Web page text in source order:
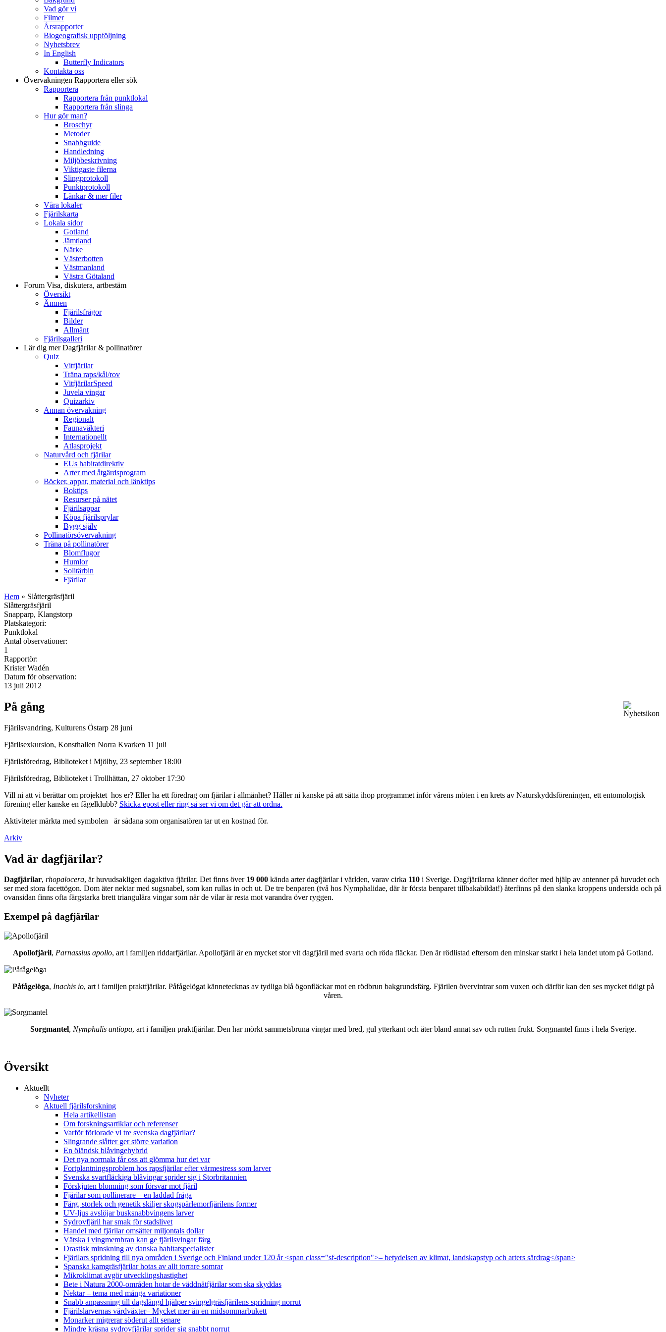
Vad gör vi
Filmer
Årsrapporter
Biogeografisk uppföljning
Nyhetsbrev
In English
Butterfly Indicators
Kontakta oss
Övervakningen Rapportera eller sök
Rapportera
Rapportera från punktlokal
Rapportera från slinga
Hur gör man?
Broschyr
Metoder
Snabbguide
Handledning
Miljöbeskrivning
Viktigaste filerna
Slingprotokoll
Punktprotokoll
Länkar & mer filer
Våra lokaler
Fjärilskarta
Lokala sidor
Gotland
Jämtland
Närke
Västerbotten
Västmanland
Västra Götaland
Forum Visa, diskutera, artbestäm
Översikt
Ämnen
Fjärilsfrågor
Bilder
Allmänt
Fjärilsgalleri
Lär dig merDagfjärilar & pollinatörer
Quiz
Vitfjärilar
Träna raps/kål/rov
VitfjärilarSpeed
Juvela vingar
Quizarkiv
Annan övervakning
Regionalt
Faunaväkteri
Internationellt
Atlasprojekt
Naturvård och fjärilar
EUs habitatdirektiv
Arter med åtgärdsprogram
Böcker, appar, material och länktips
Boktips
Resurser på nätet
Fjärilsappar
Köpa fjärilsprylar
Bygg själv
Pollinatörsövervakning
Träna på pollinatörer
Blomflugor
Humlor
Solitärbin
Fjärilar
Hem » Slåttergräsfjäril
Slåttergräsfjäril
Snapparp, Klangstorp
Platskategori:
Punktlokal
Antal observationer:
1
Rapportör:
Krister Wadén
Datum för observation:
13 juli 2012
På gång
Fjärilsvandring, Kulturens Östarp 28 juni
Fjärilsexkursion, Konsthallen Norra Kvarken 11 juli
Fjärilsföredrag, Biblioteket i Mjölby, 23 september 18:00
Fjärilsföredrag, Biblioteket i Trollhättan, 27 oktober 17:30
Vill ni att vi berättar om projektet hos er? Eller ha ett föredrag om fjärilar i allmänhet? Håller ni kanske på att sätta ihop programmet inför vårens möten i en krets av Naturskyddsföreningen, ett entomologisk
förening eller kanske en fågelklubb? Skicka epost eller ring så ser vi om det går att ordna.
Aktiviteter märkta med symbolen
är sådana som organisatören tar ut en kostnad för.
Arkiv
Vad är dagfjärilar?
Dagfjärilar, rhopalocera, är huvudsakligen dagaktiva fjärilar. Det finns över 19 000 kända arter dagfjärilar i världen, varav cirka 110 i Sverige. Dagfjärilarna känner dofter med hjälp av antenner på huvudet och
ser med stora facettögon. Dom äter nektar med sugsnabel, som kan rullas in och ut. De tre benparen (två hos Nymphalidae, där är första benparet tillbakabildat!) återfinns på den slanka kroppens undersida och på
ovansidan finns ofta färgstarka brett triangulära vingar som när de vilar är resta mot varandra över ryggen.
Exempel på dagfjärilar
Apollofjäril, Parnassius apollo, art i familjen riddarfjärilar. Apollofjäril är en mycket stor vit dagfjäril med svarta och röda fläckar. Den är rödlistad eftersom den minskar starkt i hela landet utom på Gotland.
Påfågelöga, Inachis io, art i familjen praktfjärilar. Påfågelögat kännetecknas av tydliga blå ögonfläckar mot en rödbrun bakgrundsfärg. Fjärilen övervintrar som vuxen och därför kan den ses mycket tidigt på
våren.
Sorgmantel, Nymphalis antiopa, art i familjen praktfjärilar. Den har mörkt sammetsbruna vingar med bred, gul ytterkant och äter bland annat sav och rutten frukt. Sorgmantel finns i hela Sverige.
Översikt
Aktuellt
Nyheter
Aktuell fjärilsforskning
Hela artikellistan
Om forskningsartiklar och referenser
Varför förlorade vi tre svenska dagfjärilar?
Slingrande slåtter ger större variation
En öländsk blåvingehybrid
Det nya normala får oss att glömma hur det var
Fortplantningsproblem hos rapsfjärilar efter värmestress som larver
Svenska svartfläckiga blåvingar sprider sig i Storbritannien
Förskjuten blomning som försvar mot fjäril
Fjärilar som pollinerare – en laddad fråga
Färg, storlek och genetik skiljer skogspärlemorfjärilens former
UV-ljus avslöjar busksnabbvingens larver
Sydrovfjäril har smak för stadslivet
Handel med fjärilar omsätter miljontals dollar
Vätska i vingmembran kan ge fjärilsvingar färg
Drastisk minskning av danska habitatspecialister
Fjärilars spridning till nya områden i Sverige och Finland under 120 år <span class="sf-description">– betydelsen av klimat, landskapstyp och arters särdrag</span>
Spanska kamgräsfjärilar hotas av allt torrare somrar
Mikroklimat avgör utvecklingshastighet
Bete i Natura 2000-områden hotar de väddnätfjärilar som ska skyddas
Nektar – tema med många variationer
Snabb anpassning till dagslängd hjälper svingelgräsfjärilens spridning norrut
Fjärilslarvernas värdväxter– Mycket mer än en midsommarbukett
Monarker migrerar söderut allt senare
Mindre kräsna sydrovfjärilar sprider sig snabbt norrut